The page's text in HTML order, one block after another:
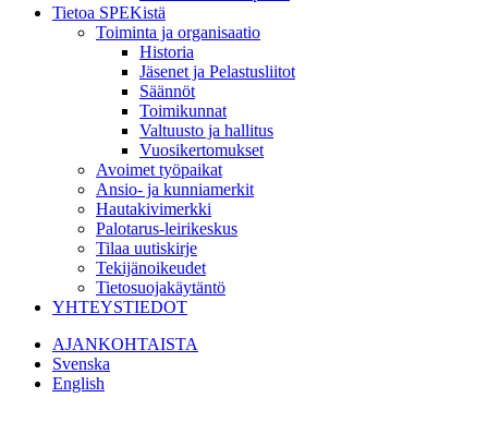
Tietoa SPEKistä
Toiminta ja organisaatio
Historia
Jäsenet ja Pelastusliitot
Säännöt
Toimikunnat
Valtuusto ja hallitus
Vuosikertomukset
Avoimet työpaikat
Ansio- ja kunniamerkit
Hautakivimerkki
Palotarus-leirikeskus
Tilaa uutiskirje
Tekijänoikeudet
Tietosuojakäytäntö
YHTEYSTIEDOT
AJANKOHTAISTA
Svenska
English